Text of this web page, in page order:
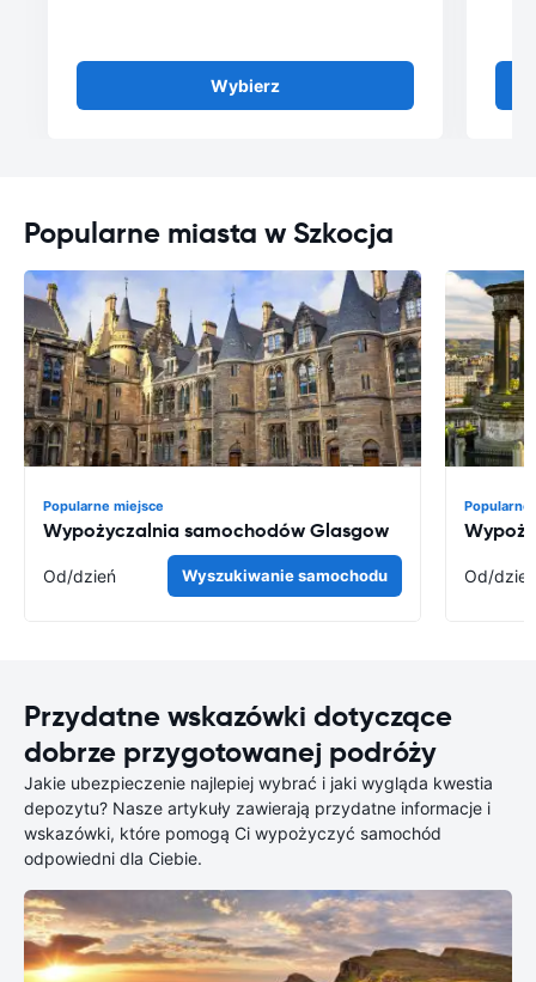
Wybierz
Popularne miasta w Szkocja
Popularne miejsce
Wypożyczalnia samochodów Glasgow
Od/dzień Wyszukiwanie samochodu
Popularne
Od/
Przydatne wskazówki dotyczące
dobrze przygotowanej podróży
Jakie ubezpieczenie najlepiej wybrać i jaki wygląda kwestia
depozytu? Nasze artykuły zawierają przydatne informacje i
wskazówki, które pomogą Ci wypożyczyć samochód
odpowiedni dla Ciebie.